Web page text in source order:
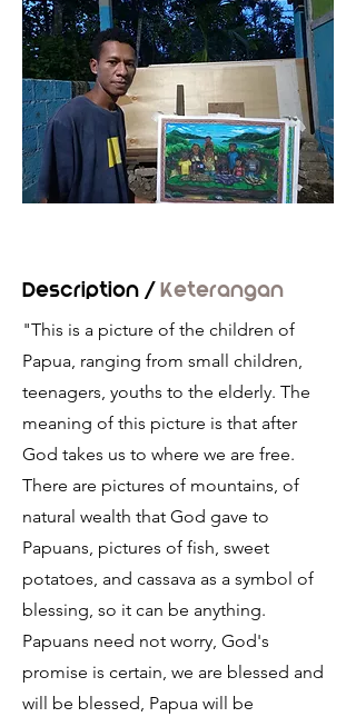
Description /Keterangan
"This is a picture of the children of
Papua, ranging from small children,
teenagers, youths to the elderly. The
meaning of this picture is that after
God takes us to where we are free.
There are pictures of mountains, of
natural wealth that God gave to
Papuans, pictures of fish, sweet
potatoes, and cassava as a symbol of
blessing, so it can be anything.
Papuans need not worry, God's
promise is certain, we are blessed and
will be blessed, Papua will be